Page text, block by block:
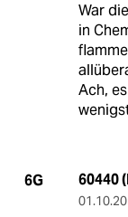
War
in
Ach,
6G 60440